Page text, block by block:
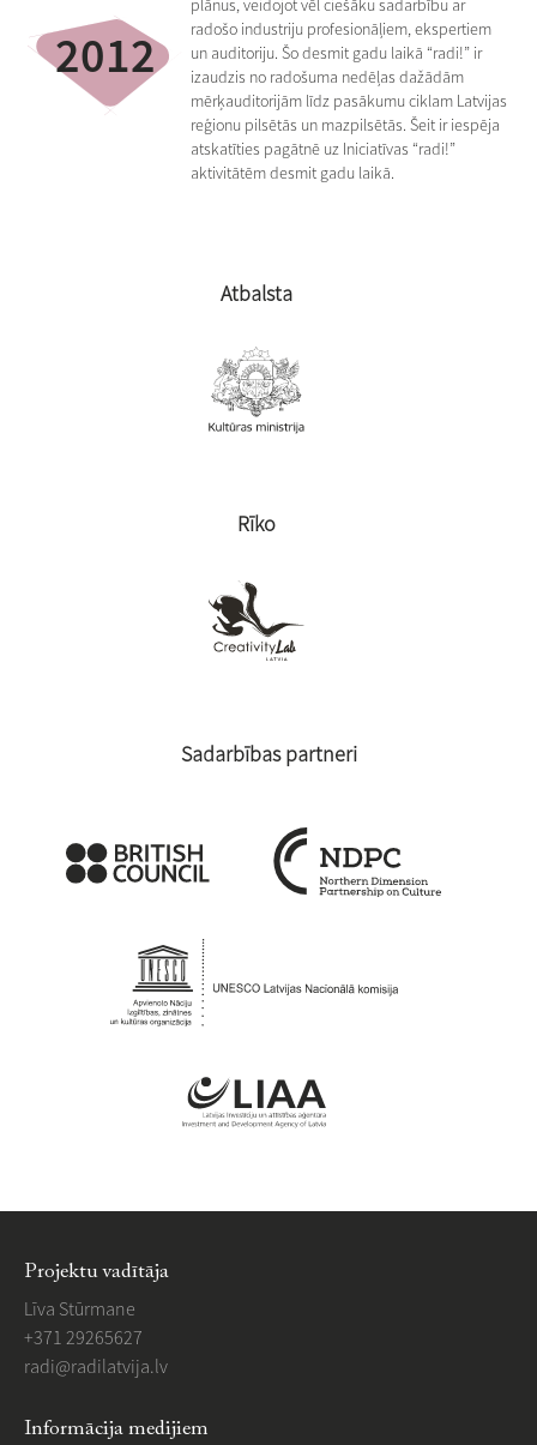
2012
plānus, veidojot vēl ciešāku sadarbību ar
radošo industriju profesionāļiem, ekspertiem
un auditoriju. Šo desmit gadu laikā “radi!” ir
izaudzis no radošuma nedēļas dažādām
mērķauditorijām līdz pasākumu ciklam Latvijas
reģionu pilsētās un mazpilsētās. Šeit ir iespēja
atskatīties pagātnē uz Iniciatīvas “radi!”
aktivitātēm desmit gadu laikā.
Atbalsta
Rīko
Sadarbības partneri
Projektu vadītāja
Līva Stūrmane
+371 29265627
​radi@radilatvija.lv
Informācija medijiem